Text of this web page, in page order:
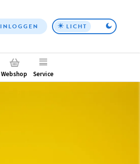
Top
INLOGGEN LICHT
Webshop Service